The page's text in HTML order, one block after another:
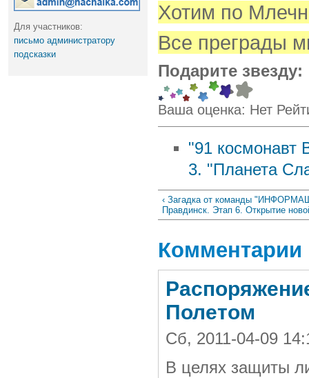
Для участников:
письмо администратору
подсказки
Хотим по
Все преграды
Подарите звезду:
Ваша оценка: Нет
"91 космонавт
3. "Планета
‹ Загадка от команды
Правдинск. Этап 6. Открытие
Комментарии
Полетом
Сб, 2011-04-09
В целях защиты